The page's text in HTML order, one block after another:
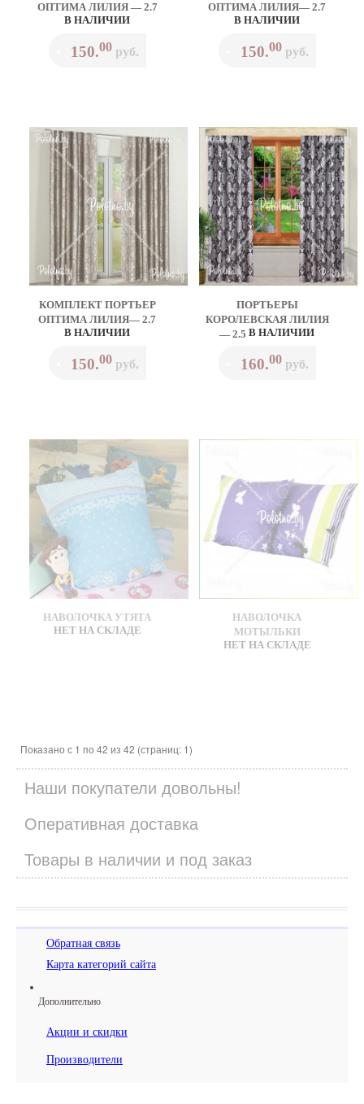
ОПТИМА ЛИЛИЯ — 2.7
В НАЛИЧИИ
150.00руб.
ОПТИМА ЛИЛИЯ— 2.7
В НАЛИЧИИ
150.00руб.
КОМПЛЕКТ ПОРТЬЕР
ОПТИМА ЛИЛИЯ— 2.7
В НАЛИЧИИ
150.00руб.
ПОРТЬЕРЫ
КОРОЛЕВСКАЯ ЛИЛИЯ
— 2.5 В НАЛИЧИИ
160.00руб.
НАВОЛОЧКА УТЯТА
НЕТ НА СКЛАДЕ
НАВОЛОЧКА
МОТЫЛЬКИ
НЕТ НА СКЛАДЕ
Показано с 1 по 42 из 42 (страниц: 1)
Наши покупатели довольны!
Оперативная доставка
Товары в наличии и под заказ
Обратная связь
Карта категорий сайта
Дополнительно
Акции и скидки
Производители